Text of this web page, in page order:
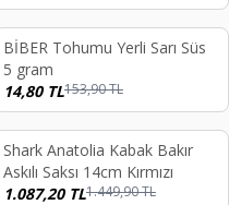
%90
BİBER Tohumu Yerli Sarı Süs
5 gram
14,80TL153,90TL
%25
Shark Anatolia Kabak Bakır
Askılı Saksı 14cm Kırmızı
1.087,20TL1.449,90TL